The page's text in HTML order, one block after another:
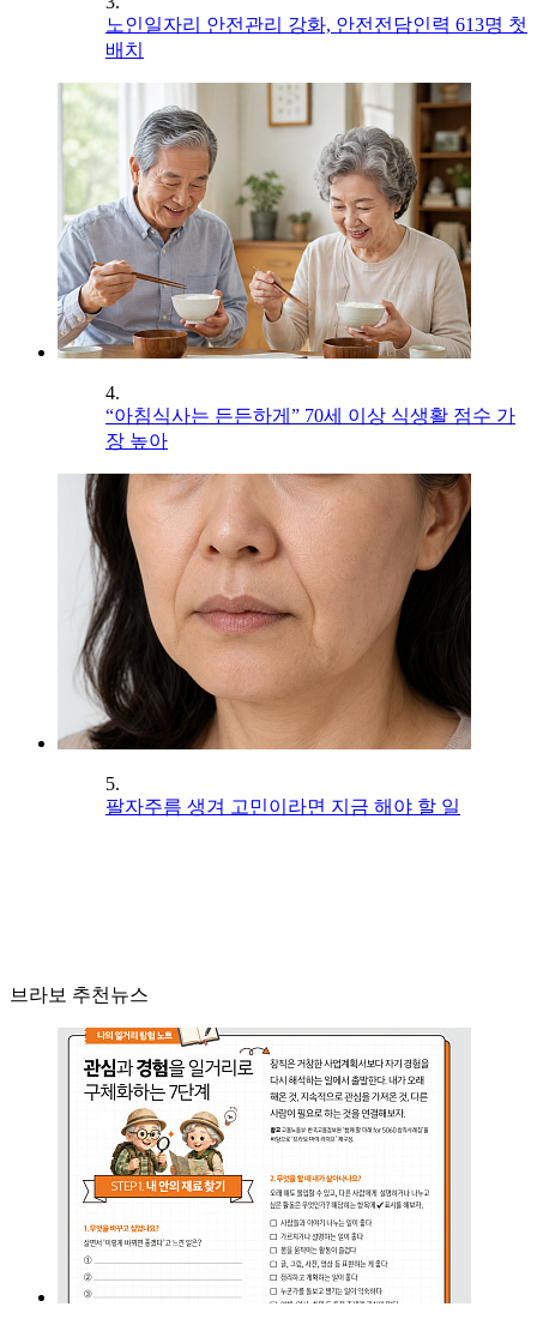
노인일자리 안전관리 강화, 안전전담인력 613명 첫
배치
4.
“아침식사는 든든하게” 70세 이상 식생활 점수 가
장 높아
5.
팔자주름 생겨 고민이라면 지금 해야 할 일
브라보 추천뉴스